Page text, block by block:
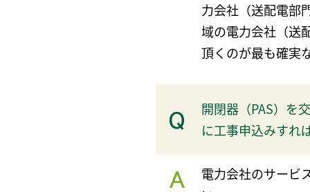
力会社（送配電部
域の電力会社（送
頂くのが最も確実
開閉器（PAS）を
に工事申込みすれ
電力会社のサービ